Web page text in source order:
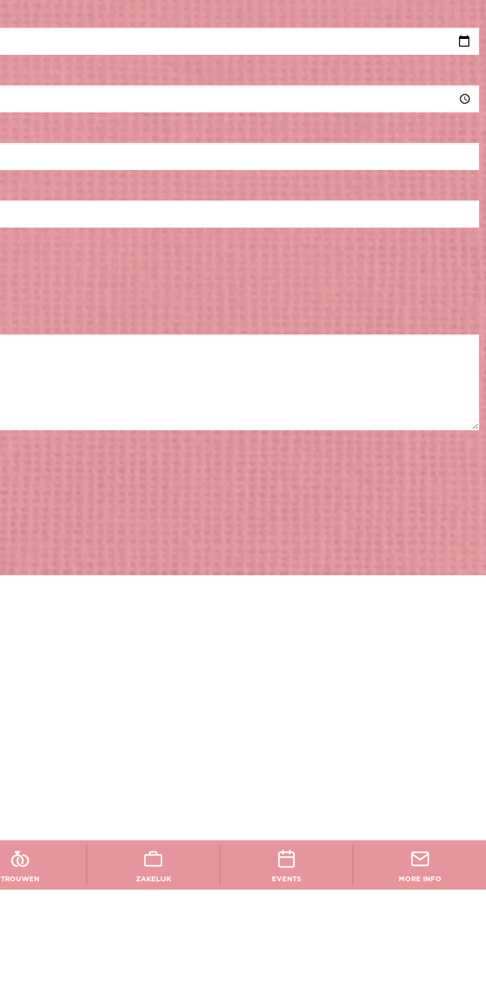
TROUWEN ZAKELIJK EVENTS MORE INFO